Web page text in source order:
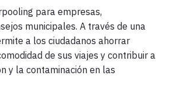
para empresas,
municipales. A través de una
a los ciudadanos ahorrar
de sus viajes y contribuir a
y la contaminación en las